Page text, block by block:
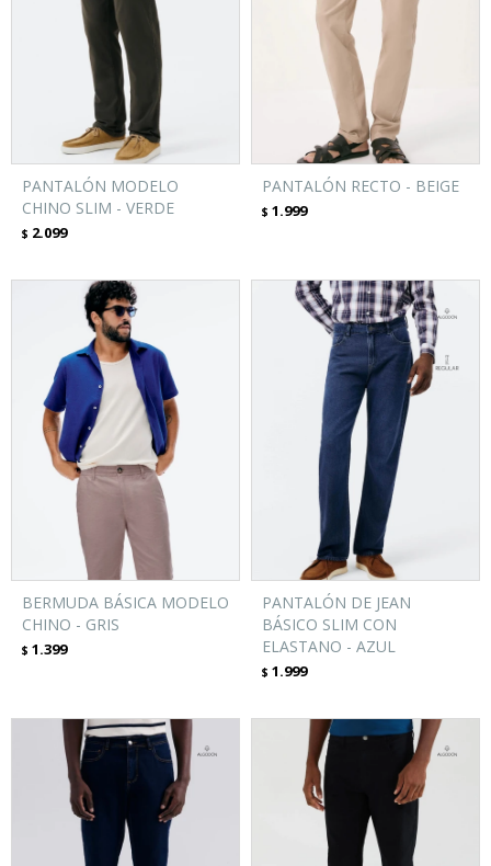
PANTALÓN MODELO
CHINO SLIM - VERDE
$ 2.099
PANTALÓN RECTO - BEIGE
$ 1.999
BERMUDA BÁSICA MODELO
CHINO - GRIS
$ 1.399
PANTALÓN DE JEAN
BÁSICO SLIM CON
ELASTANO - AZUL
$ 1.999